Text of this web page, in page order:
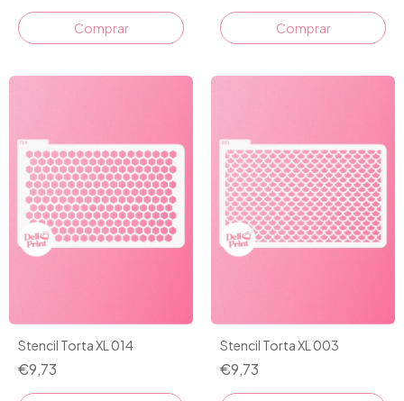
Stencil Torta XL 014
€9,73
Stencil Torta XL 003
€9,73